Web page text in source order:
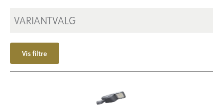
VARIANTVALG
Vis filtre